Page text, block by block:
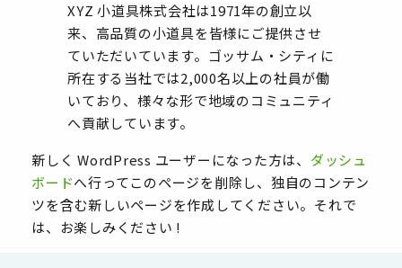
XYZ 小道具株式会社は1971年の創立以
来、高品質の小道具を皆様にご提供させ
ていただいています。ゴッサム・シティに
所在する当社では2,000名以上の社員が働
いており、様々な形で地域のコミュニティ
へ貢献しています。
新しく WordPress ユーザーになった方は、 ダッシュ
ボードへ行ってこのページを削除し、独自のコンテン
ツを含む新しいページを作成してください。それで
は、お楽しみください !